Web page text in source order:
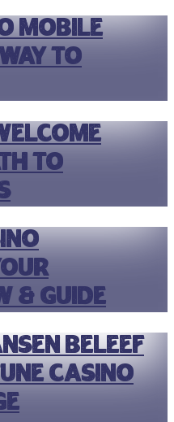
Mobile
to
to
& Guide
beleef
casino